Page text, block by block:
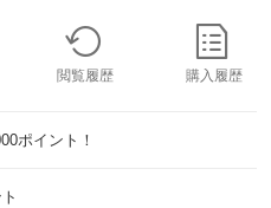
閲覧履歴 購入履歴
ポイント！